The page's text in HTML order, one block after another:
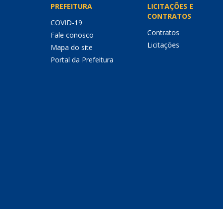
PREFEITURA
COVID-19
Fale conosco
Mapa do site
Portal da Prefeitura
LICITAÇÕES E
CONTRATOS
Contratos
Licitações